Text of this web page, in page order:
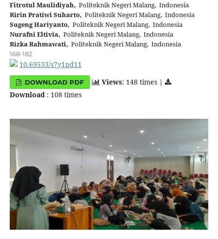
Fitrotul Maulidiyah, Politeknik Negeri Malang, Indonesia
Ririn Pratiwi Suharto, Politeknik Negeri Malang, Indonesia
Sugeng Hariyanto, Politeknik Negeri Malang, Indonesia
Nurafni Eltivia, Politeknik Negeri Malang, Indonesia
Rizka Rahmawati, Politeknik Negeri Malang, Indonesia
168-182
10.69533/s7y1pd11
DOWNLOAD PDF Views: 148 times |
Download: 108 times